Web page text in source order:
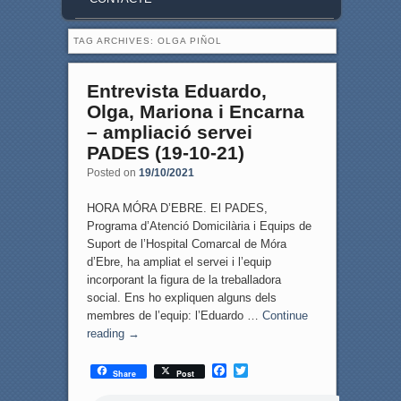
TAG ARCHIVES: OLGA PIÑOL
Entrevista Eduardo,
Olga, Mariona i Encarna
– ampliació servei
PADES (19-10-21)
Posted on 19/10/2021
HORA MÓRA D’EBRE. El PADES,
Programa d’Atenció Domicilària i Equips de
Suport de l’Hospital Comarcal de Móra
d’Ebre, ha ampliat el servei i l’equip
incorporant la figura de la treballadora
social. Ens ho expliquen alguns dels
membres de l’equip: l’Eduardo … Continue
reading →
Share Post
F
T